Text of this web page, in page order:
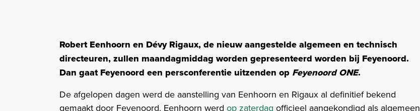
Robert Eenhoorn en Dévy Rigaux, de nieuw aangestelde algemeen en technisch
directeuren, zullen maandagmiddag worden gepresenteerd worden bij Feyenoord.
Dan gaat Feyenoord een persconferentie uitzenden op Feyenoord ONE.
De afgelopen dagen werd de aanstelling van Eenhoorn en Rigaux al definitief bekend
gemaakt door Feyenoord. Eenhoorn werd op zaterdag officieel aangekondigd als algemeen